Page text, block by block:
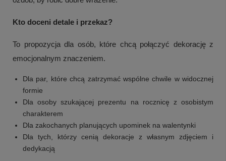
Kto doceni detale i przekaz?
To propozycja dla osób, które chcą połączyć dekorację z
emocjonalnym znaczeniem.
Dla par, które chcą zatrzymać wspólne chwile w widocznej
formie
Dla osoby szukającej prezentu na rocznicę z osobistym
charakterem
Dla zakochanych planujących upominek na walentynki
Dla tych, którzy cenią dekoracje z własnym zdjęciem i
dedykacją